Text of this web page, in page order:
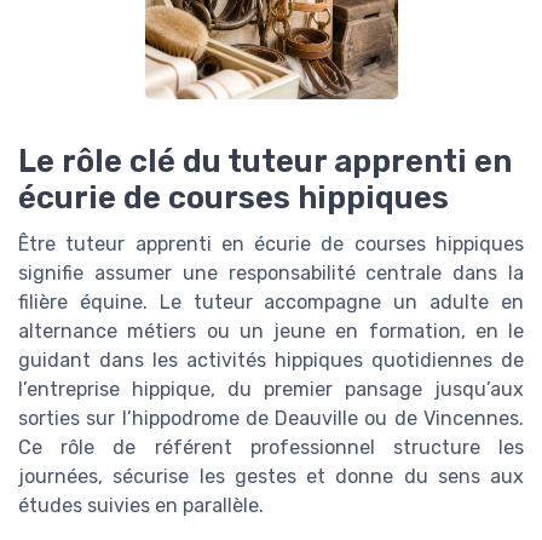
Le rôle clé du tuteur apprenti en
écurie de courses hippiques
Être tuteur apprenti en écurie de courses hippiques
signifie assumer une responsabilité centrale dans la
filière équine. Le tuteur accompagne un adulte en
alternance métiers ou un jeune en formation, en le
guidant dans les activités hippiques quotidiennes de
l’entreprise hippique, du premier pansage jusqu’aux
sorties sur l’hippodrome de Deauville ou de Vincennes.
Ce rôle de référent professionnel structure les
journées, sécurise les gestes et donne du sens aux
études suivies en parallèle.